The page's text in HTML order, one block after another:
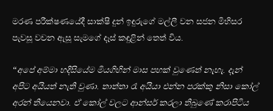
මරණ පරීක්ෂණයේදී සාක්ෂි දුන් ඉඳුරුගේ මල්ලී වන සජන මිහිසර
පැවසූ වචන ඇසූ සැමගේ දෑස් කඳුළින් තෙත් විය.
“අපේ අම්මා හදිසියේම මියගිහින් මාස පහක් වුණෙත් නැහැ. දැන්
අපිට අයියත් නැති වුණා. තාත්තා රෑ අයියා එන්න පරක්කු නිසා කෝල්
අරන් තියෙනවා. ඒ කෝල් වලට ආන්සර් කරලා තිබුණේ කරාපිටිය